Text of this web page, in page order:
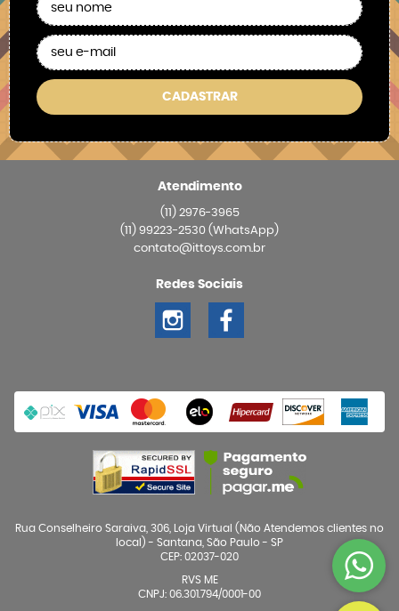
CADASTRAR
Atendimento
(11)2976-3965
(11) 99223-2530 (WhatsApp)
contato@ittoys.com.br
Redes Sociais
Rua Conselheiro Saraiva, 306, Loja Virtual (Não Atendemos clientes no
local) - Santana, São Paulo - SP
CEP: 02037-020
RVS ME
CNPJ: 06.301.794/0001-00